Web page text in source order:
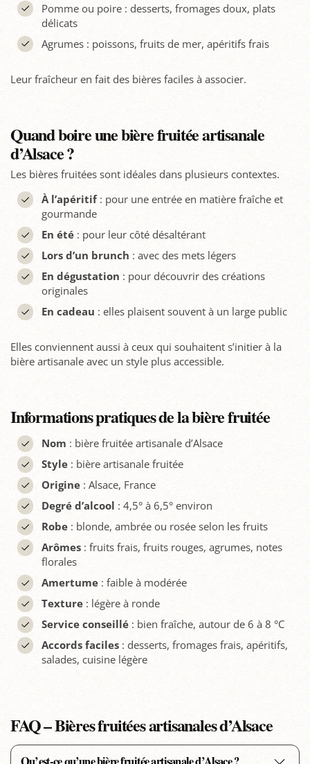
Pomme ou poire : desserts, fromages doux, plats
délicats
Agrumes : poissons, fruits de mer, apéritifs frais
Leur fraîcheur en fait des bières faciles à associer.
Quand boire une bière fruitée artisanale
d’Alsace ?
Les bières fruitées sont idéales dans plusieurs contextes.
À l’apéritif: pour une entrée en matière fraîche et
gourmande
En été: pour leur côté désaltérant
Lors d’un brunch : avec des mets légers
En dégustation : pour découvrir des créations
originales
En cadeau : elles plaisent souvent à un large public
Elles conviennent aussi à ceux qui souhaitent s’initier à la
bière artisanale avec un style plus accessible.
Informations pratiques de la bière fruitée
Nom : bière fruitée artisanale d’Alsace
Style: bière artisanale fruitée
Origine: Alsace, France
Degré d’alcool : 4,5° à 6,5° environ
Robe: blonde, ambrée ou rosée selon les fruits
Arômes: fruits frais, fruits rouges, agrumes, notes
florales
Amertume: faible à modérée
Texture: légère à ronde
Service conseillé: bien fraîche, autour de 6 à 8 °C
Accords faciles: desserts, fromages frais, apéritifs,
salades, cuisine légère
FAQ – Bières fruitées artisanales d’Alsace